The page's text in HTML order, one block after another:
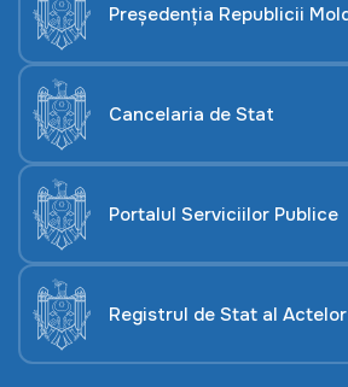
Președenția Republicii
Cancelaria de Stat
Portalul Serviciilor Publice
Registrul de Stat al